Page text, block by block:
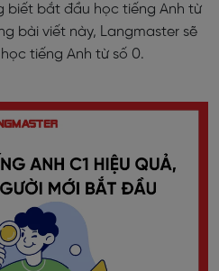
biết bắt đầu học tiếng Anh từ
bài viết này, Langmaster sẽ
tiếng Anh từ số 0.